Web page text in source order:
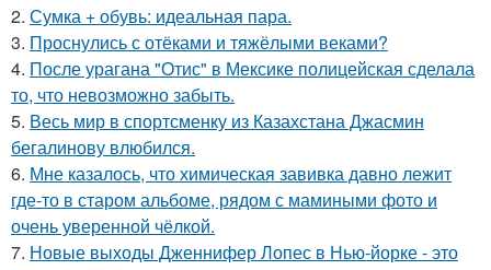
2. Сумка + обувь: идеальная пара.
3. Проснулись с отёками и тяжёлыми веками?
4. После урагана "Отис" в Мексике полицейская сделала
то, что невозможно забыть.
5. Весь мир в спортсменку из Казахстана Джасмин
бегалинову влюбился.
6. Мне казалось, что химическая завивка давно лежит
где-то в старом альбоме, рядом с мамиными фото и
очень уверенной чёлкой.
7. Новые выходы Дженнифер Лопес в Нью-йорке - это